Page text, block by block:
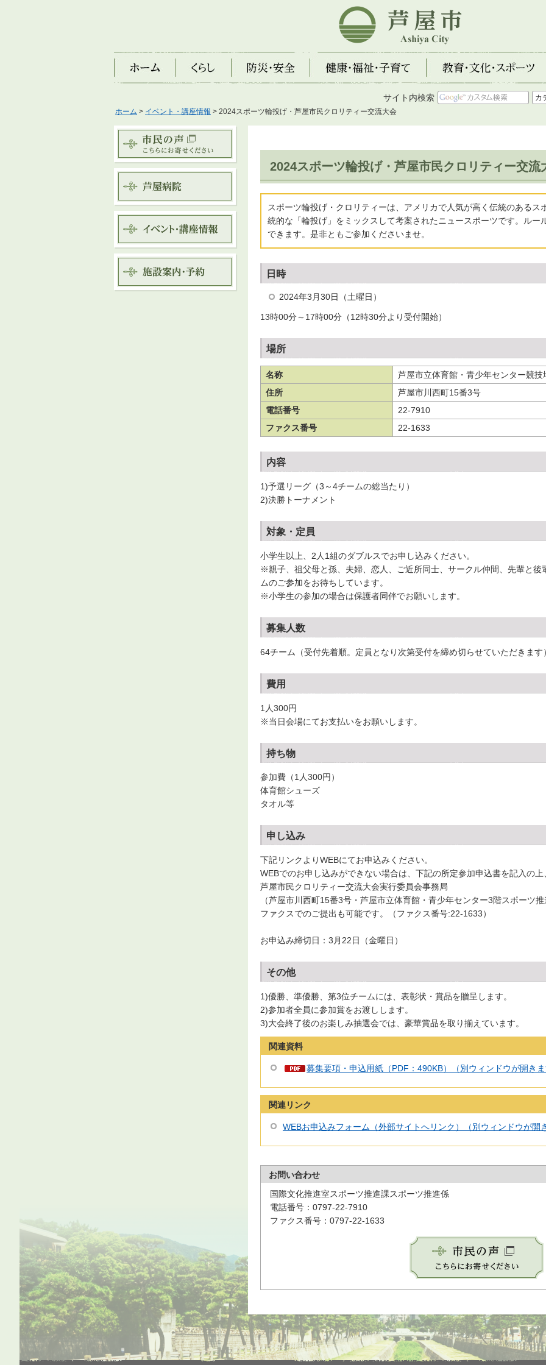
芦屋市
ホーム くらし 防災・安全 健康・福祉・子育て 教育・文化・スポーツ
サイト内検索
ホーム > イベント・講座情報 > 2024スポーツ輪投げ・芦屋市民クロリティー交流大会
2024スポーツ輪投げ・芦屋市民クロリティー交流
スポーツ輪投げ・クロリティーは、アメリカで人気が高く伝統のあるス
統的な「輪投げ」をミックスして考案されたニュースポーツです。ルー
できます。是非ともご参加くださいませ。
日時
2024年3月30日（土曜日）
13時00分～17時00分（12時30分より受付開始）
場所
名称
芦屋市立体育館・青少年センター競技
住所
芦屋市川西町15番3号
電話番号
22-7910
ファクス番号
22-1633
内容
1)予選リーグ（3～4チームの総当たり）
2)決勝トーナメント
対象・定員
小学生以上、2人1組のダブルスでお申し込みください。
※親子、祖父母と孫、夫婦、恋人、ご近所同士、サークル仲間、先輩と後
ムのご参加をお待ちしています。
※小学生の参加の場合は保護者同伴でお願いします。
募集人数
64チーム（受付先着順。定員となり次第受付を締め切らせていただきます
費用
1人300円
※当日会場にてお支払いをお願いします。
持ち物
参加費（1人300円）
体育館シューズ
タオル等
申し込み
下記リンクよりWEBにてお申込みください。
WEBでのお申し込みができない場合は、下記の所定参加申込書を記入の上
芦屋市民クロリティー交流大会実行委員会事務局
（芦屋市川西町15番3号・芦屋市立体育館・青少年センター3階スポーツ
ファクスでのご提出も可能です。（ファクス番号:22-1633）
お申込み締切日：3月22日（金曜日）
その他
1)優勝、準優勝、第3位チームには、表彰状・賞品を贈呈します。
2)参加者全員に参加賞をお渡しします。
3)大会終了後のお楽しみ抽選会では、豪華賞品を取り揃えています。
関連資料
募集要項・申込用紙（PDF：490KB）（別ウィンドウが開き
関連リンク
WEBお申込みフォーム（外部サイトへリンク）（別ウィンドウが開
お問い合わせ
国際文化推進室スポーツ推進課スポーツ推進係
電話番号：0797-22-7910
ファクス番号：0797-22-1633